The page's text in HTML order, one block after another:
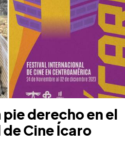
derecho en el
Cine Ícaro